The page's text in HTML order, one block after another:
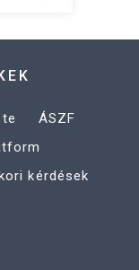
ÁSZF
kérdések